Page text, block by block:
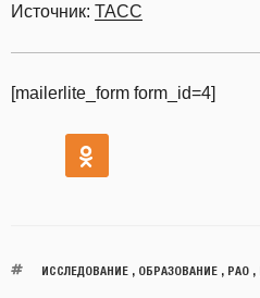
Источник: ТАСС
[mailerlite_form form_id=4]
ИССЛЕДОВАНИЕ, ОБРАЗОВАНИЕ, РАО,